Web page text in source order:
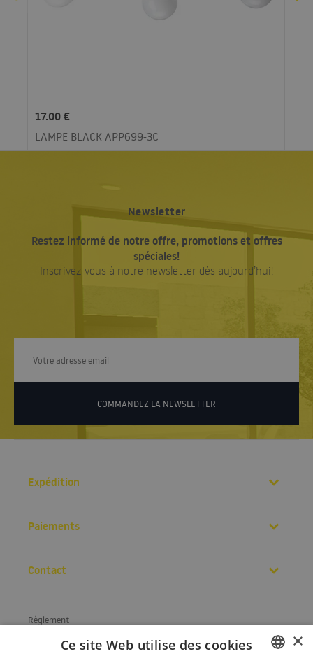
17.00 €
LAMPE BLACK APP699-3C
Newsletter
Restez informé de notre offre, promotions et offres
spéciales!
Inscrivez-vous à notre newsletter dès aujourd’hui!
COMMANDEZ LA NEWSLETTER
Expédition
Paiements
Contact
Règlement
À propos de la société ×
Ce site Web utilise des cookies